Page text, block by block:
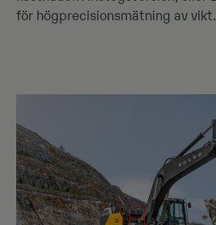
för högprecisionsmätning av vikt.